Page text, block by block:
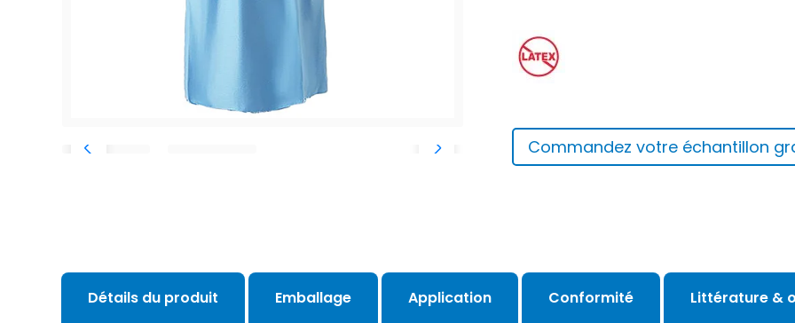
Commandez votre échantillon
Détails du produit Emballage Application Conformité Littérature &